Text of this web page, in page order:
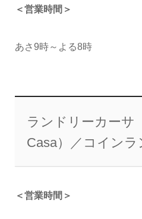
＜営業時間＞
あさ9時～よる8時
ランドリーカーサ
Casa）／コインラ
＜営業時間＞